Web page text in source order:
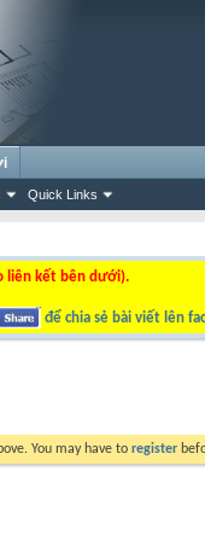
Quick Links
liên kết bên dưới).
để chia sẻ bài viết lên
You may have to register